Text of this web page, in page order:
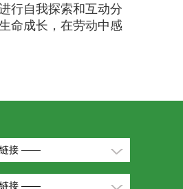
行自我探索和互动分
命成长，在劳动中感
接 ——
接 ——